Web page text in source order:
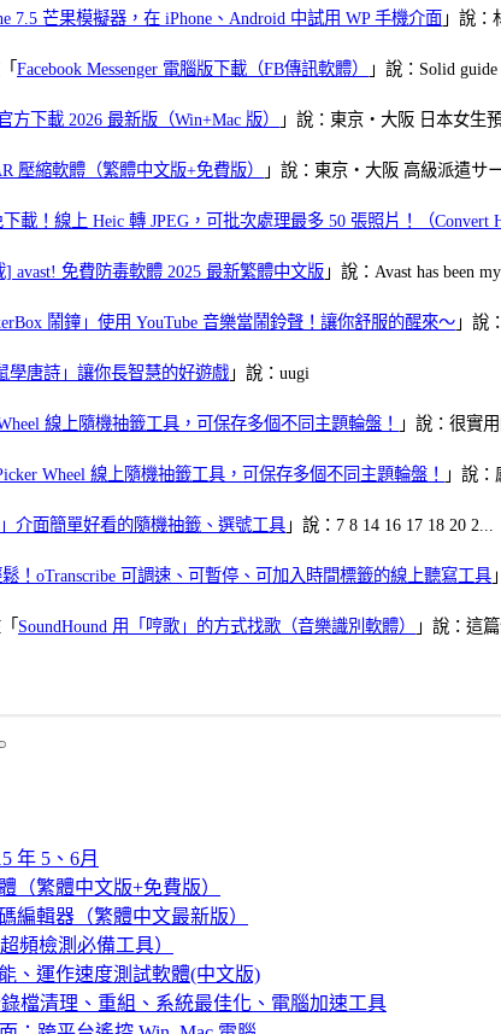
7.5 芒果模擬器，在 iPhone、Android 中試用 WP 手機介面 」說：
Facebook Messenger 電腦版下載（FB傳訊軟體） 」說：Solid
方下載 2026 最新版（Win+Mac 版） 」說：東京・大阪 日本女生
壓縮軟體（繁體中文版+免費版） 」說：東京・大阪 高級派遣サ
載！線上 Heic 轉 JPEG，可批次處理最多 50 張照片！（Convert
] avast! 免費防毒軟體 2025 最新繁體中文版 」說：Avast has been my
鬧鐘」使用 YouTube 音樂當鬧鈴聲！讓你舒服的醒來～ 」說
學唐詩」讓你長智慧的好遊戲 」說：uugi
線上隨機抽籤工具，可保存多個不同主題輪盤！ 」說：很實
Wheel 線上隨機抽籤工具，可保存多個不同主題輪盤！ 」說
」介面簡單好看的隨機抽籤、選號工具 」說：7 8 14 16 17 18 20 2...
！oTranscribe 可調速、可暫停、可加入時間標籤的線上聽寫工具
SoundHound 用「哼歌」的方式找歌（音樂識別軟體） 」說：這
年 5、6月
（繁體中文版+免費版）
編輯器（繁體中文最新版）
頻檢測必備工具）
能、運作速度測試軟體(中文版)
錄檔清理、重組、系統最佳化、電腦加速工具